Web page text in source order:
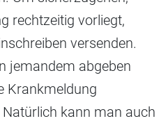
rechtzeitig vorliegt,
versenden.
jemandem abgeben
Krankmeldung
kann man auch